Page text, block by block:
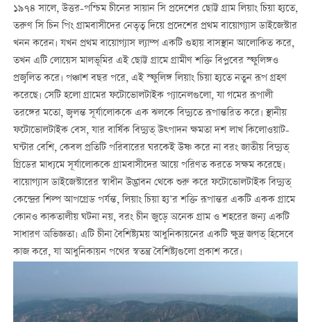
১৯৭৪ সালে, উত্তর-পশ্চিম চীনের সায়ান সি প্রদেশের ছোট্ট গ্রাম লিয়াং চিয়া হ্যতে,
তরুণ সি চিন পিং গ্রামবাসীদের নেতৃত্ব দিয়ে প্রদেশের প্রথম বায়োগ্যাস ডাইজেস্টার
খনন করেন। যখন প্রথম বায়োগ্যাস ল্যাম্প একটি গুহায় বাসস্থান আলোকিত করে,
তখন এটি লোয়েস মালভূমির এই ছোট্ট গ্রামে গ্রামীণ শক্তি বিপ্লবের স্ফুলিঙ্গও
প্রজ্বলিত করে। পঞ্চাশ বছর পরে, এই স্ফুলিঙ্গ লিয়াং চিয়া হ্যতে নতুন রূপ গ্রহণ
করেছে। সেটি হলো গ্রামের ফটোভোলটাইক প্যানেলগুলো, যা গমের রূপালী
তরঙ্গের মতো, জ্বলন্ত সূর্যালোককে এক ঝলকে বিদ্যুতে রূপান্তরিত করে। স্থানীয়
ফটোভোলটাইক বেস, যার বার্ষিক বিদ্যুত্ ‌উত্পাদন ক্ষমতা দশ লাখ কিলোওয়াট-
ঘন্টার বেশি, কেবল প্রতিটি পরিবারের ঘরকেই উষ্ণ করে না বরং জাতীয় বিদ্যুত্
গ্রিডের মাধ্যমে সূর্যালোককে গ্রামবাসীদের আয়ে পরিণত করতে সক্ষম করেছে।
বায়োগ্যাস ডাইজেস্টারের স্বাধীন উদ্ভাবন থেকে শুরু করে ফটোভোলটাইক বিদ্যুত্
কেন্দ্রের শিল্প আপগ্রেড পর্যন্ত, লিয়াং চিয়া হ্য’র শক্তি রূপান্তর একটি একক গ্রামে
কোনও কাকতালীয় ঘটনা নয়, বরং চীন জুড়ে অনেক গ্রাম ও শহরের জন্য একটি
সাধারণ অভিজ্ঞতা। এটি চীনা বৈশিষ্ট্যময় আধুনিকায়নের একটি ক্ষুদ্র জগত্ হিসেবে
কাজ করে, যা ‌আধুনিকায়ন পথের স্বতন্ত্র বৈশিষ্ট্যগুলো প্রকাশ করে।